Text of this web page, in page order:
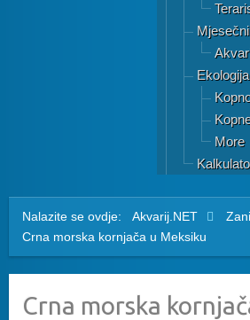
Ekologija
More
Nalazite se ovdje: Akvarij.NET
Crna morska kornjača u Meksiku
Crna morska